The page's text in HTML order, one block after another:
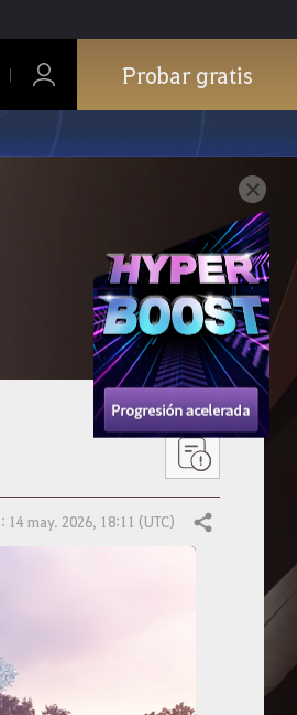
Probar gratis
may. 2026, 18:11 (UTC) Compartir